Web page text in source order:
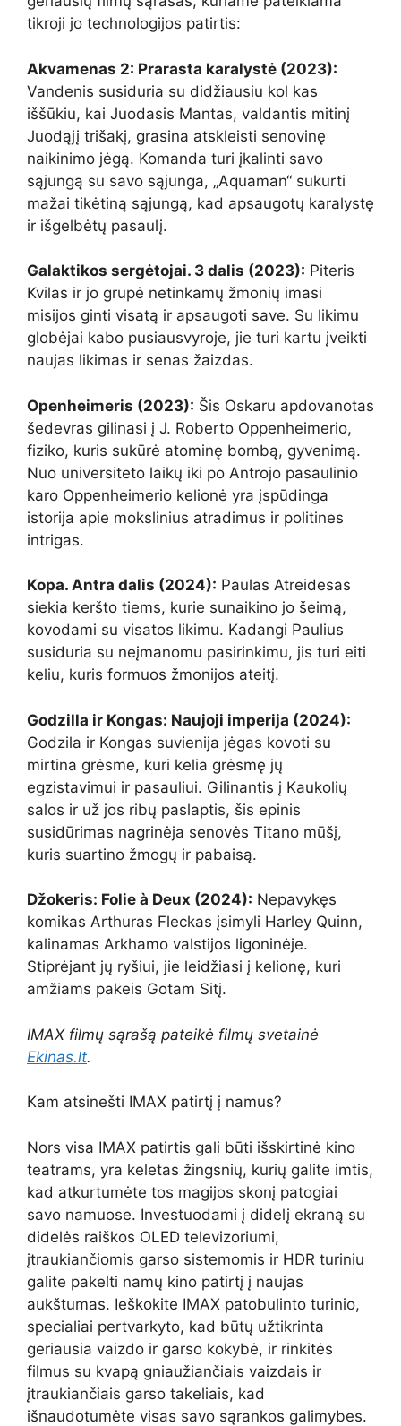
tikroji jo technologijos patirtis:
Akvamenas 2: Prarasta karalystė (2023):
Vandenis susiduria su didžiausiu kol kas
iššūkiu, kai Juodasis Mantas, valdantis mitinį
Juodąjį trišakį, grasina atskleisti senovinę
naikinimo jėgą. Komanda turi įkalinti savo
sąjungą su savo sąjunga, „Aquaman“ sukurti
mažai tikėtiną sąjungą, kad apsaugotų karalystę
ir išgelbėtų pasaulį.
Galaktikos sergėtojai. 3 dalis (2023): Piteris
Kvilas ir jo grupė netinkamų žmonių imasi
misijos ginti visatą ir apsaugoti save. Su likimu
globėjai kabo pusiausvyroje, jie turi kartu įveikti
naujas likimas ir senas žaizdas.
Openheimeris (2023): Šis Oskaru apdovanotas
šedevras gilinasi į J. Roberto Oppenheimerio,
fiziko, kuris sukūrė atominę bombą, gyvenimą.
Nuo universiteto laikų iki po Antrojo pasaulinio
karo Oppenheimerio kelionė yra įspūdinga
istorija apie mokslinius atradimus ir politines
intrigas.
Kopa. Antra dalis (2024): Paulas Atreidesas
siekia keršto tiems, kurie sunaikino jo šeimą,
kovodami su visatos likimu. Kadangi Paulius
susiduria su neįmanomu pasirinkimu, jis turi eiti
keliu, kuris formuos žmonijos ateitį.
Godzilla ir Kongas: Naujoji imperija (2024):
Godzila ir Kongas suvienija jėgas kovoti su
mirtina grėsme, kuri kelia grėsmę jų
egzistavimui ir pasauliui. Gilinantis į Kaukolių
salos ir už jos ribų paslaptis, šis epinis
susidūrimas nagrinėja senovės Titano mūšį,
kuris suartino žmogų ir pabaisą.
Džokeris: Folie à Deux (2024): Nepavykęs
komikas Arthuras Fleckas įsimyli Harley Quinn,
kalinamas Arkhamo valstijos ligoninėje.
Stiprėjant jų ryšiui, jie leidžiasi į kelionę, kuri
amžiams pakeis Gotam Sitį.
IMAX filmų sąrašą pateikė filmų svetainė
Ekinas.lt.
Kam atsinešti IMAX patirtį į namus?
Nors visa IMAX patirtis gali būti išskirtinė kino
teatrams, yra keletas žingsnių, kurių galite imtis,
kad atkurtumėte tos magijos skonį patogiai
savo namuose. Investuodami į didelį ekraną su
didelės raiškos OLED televizoriumi,
įtraukiančiomis garso sistemomis ir HDR turiniu
galite pakelti namų kino patirtį į naujas
aukštumas. Ieškokite IMAX patobulinto turinio,
specialiai pertvarkyto, kad būtų užtikrinta
geriausia vaizdo ir garso kokybė, ir rinkitės
filmus su kvapą gniaužiančiais vaizdais ir
įtraukiančiais garso takeliais, kad
išnaudotumėte visas savo sąrankos galimybes.